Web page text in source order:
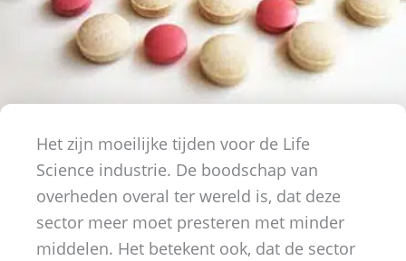
Het zijn moeilijke tijden voor de Life
Science industrie. De boodschap van
overheden overal ter wereld is, dat deze
sector meer moet presteren met minder
middelen. Het betekent ook, dat de sector